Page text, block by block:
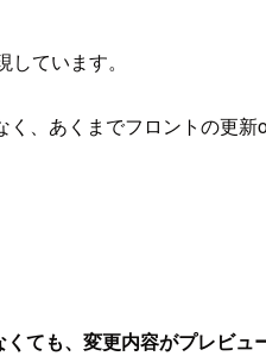
ています。
、あくまでフロントの更新
ても、変更内容がプレビ